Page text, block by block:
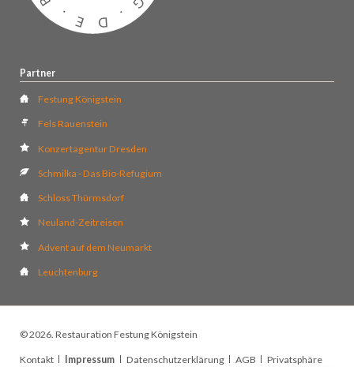
Partner
Festung Königstein
Fels Rauenstein
Konzertagentur Dresden
Schmilka - Das Bio-Refugium
Schloss Thürmsdorf
Neuland-Zeitreisen
Advent auf dem Neumarkt
Leuchtenburg
© 2026. Restauration Festung Königstein
Navigation
Kontakt Impressum Datenschutzerklärung AGB Privatsphäre